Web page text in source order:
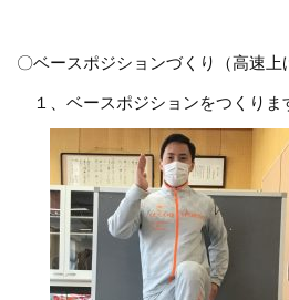
〇ベースポジションづくり（高速上
１、ベースポジションをつくりま